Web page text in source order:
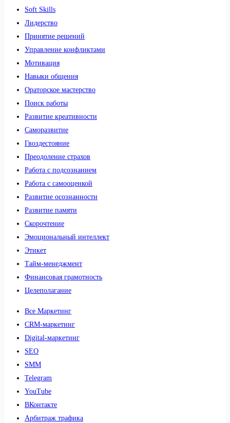
Soft Skills
Лидерство
Принятие решений
Управление конфликтами
Мотивация
Навыки общения
Ораторское мастерство
Поиск работы
Развитие креативности
Саморазвитие
Гвоздестояние
Преодоление страхов
Работа с подсознанием
Работа с самооценкой
Развитие осознанности
Развитие памяти
Скорочтение
Эмоциональный интеллект
Этикет
Тайм-менеджмент
Финансовая грамотность
Целеполагание
Все Маркетинг
CRM-маркетинг
Digital-маркетинг
SEO
SMM
Telegram
YouTube
ВКонтакте
Арбитраж трафика